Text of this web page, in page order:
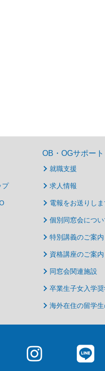
プ
OB・OGサポート
就職支援
求人情報
電報をお送りしま
個別同窓会につい
特別講義のご案内
資格講座のご案内
同窓会関連施設
卒業生子女入学
海外在住の留学